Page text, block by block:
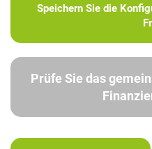
Speichern Sie die
Prüfe Sie das